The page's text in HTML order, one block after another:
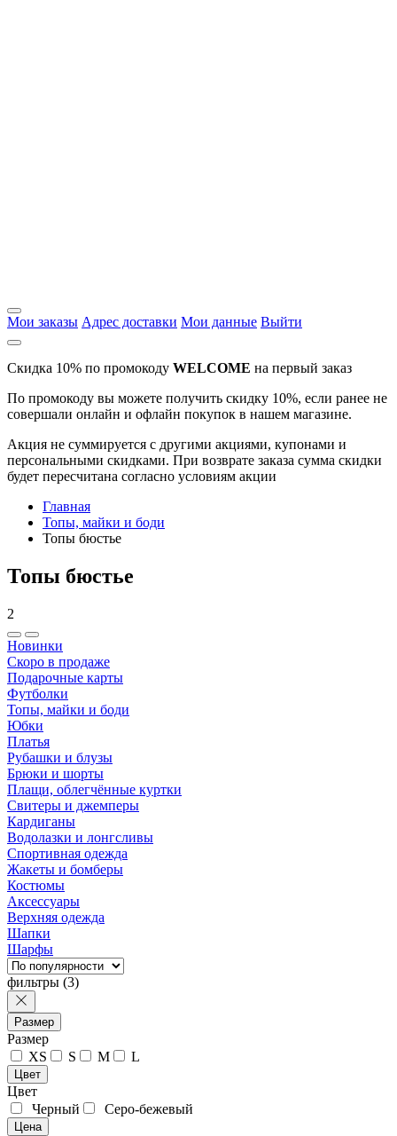
Мои заказы Адрес доставки Мои данные Выйти
Скидка 10% по промокоду WELCOME на первый заказ
По промокоду вы можете получить скидку 10%, если ранее не
совершали онлайн и офлайн покупок в нашем магазине.
Акция не суммируется с другими акциями, купонами и
персональными скидками. При возврате заказа сумма скидки
будет пересчитана согласно условиям акции
Главная
Топы, майки и боди
Топы бюстье
Топы бюстье
2
Новинки
Скоро в продаже
Подарочные карты
Футболки
Топы, майки и боди
Юбки
Платья
Рубашки и блузы
Брюки и шорты
Плащи, облегчённые куртки
Свитеры и джемперы
Кардиганы
Водолазки и лонгсливы
Спортивная одежда
Жакеты и бомберы
Костюмы
Аксессуары
Верхняя одежда
Шапки
Шарфы
фильтры (3)
Размер
Размер
XS
S M L
Цвет
Цвет
Черный
Серо-бежевый
Цена